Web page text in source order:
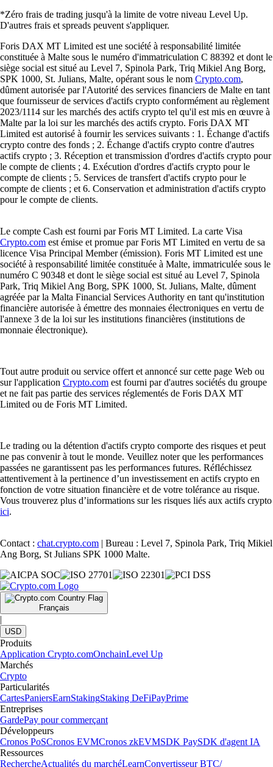
*Zéro frais de trading jusqu'à la limite de votre niveau Level Up.
D'autres frais et spreads peuvent s'appliquer.
Foris DAX MT Limited est une société à responsabilité limitée
constituée à Malte sous le numéro d'immatriculation C 88392 et dont le
siège social est situé au Level 7, Spinola Park, Triq Mikiel Ang Borg,
SPK 1000, St. Julians, Malte, opérant sous le nom Crypto.com,
dûment autorisée par l'Autorité des services financiers de Malte en tant
que fournisseur de services d'actifs crypto conformément au règlement
2023/1114 sur les marchés des actifs crypto tel qu'il est mis en œuvre à
Malte par la loi sur les marchés des actifs crypto. Foris DAX MT
Limited est autorisé à fournir les services suivants : 1. Échange d'actifs
crypto contre des fonds ; 2. Échange d'actifs crypto contre d'autres
actifs crypto ; 3. Réception et transmission d'ordres d'actifs crypto pour
le compte de clients ; 4. Exécution d'ordres d'actifs crypto pour le
compte de clients ; 5. Services de transfert d'actifs crypto pour le
compte de clients ; et 6. Conservation et administration d'actifs crypto
pour le compte de clients.
Le compte Cash est fourni par Foris MT Limited. La carte Visa
Crypto.com est émise et promue par Foris MT Limited en vertu de sa
licence Visa Principal Member (émission). Foris MT Limited est une
société à responsabilité limitée constituée à Malte, immatriculée sous le
numéro C 90348 et dont le siège social est situé au Level 7, Spinola
Park, Triq Mikiel Ang Borg, SPK 1000, St. Julians, Malte, dûment
agréée par la Malta Financial Services Authority en tant qu'institution
financière autorisée à émettre des monnaies électroniques en vertu de
l'annexe 3 de la loi sur les institutions financières (institutions de
monnaie électronique).
Tout autre produit ou service offert et annoncé sur cette page Web ou
sur l'application Crypto.com est fourni par d'autres sociétés du groupe
et ne fait pas partie des services réglementés de Foris DAX MT
Limited ou de Foris MT Limited.
Le trading ou la détention d'actifs crypto comporte des risques et peut
ne pas convenir à tout le monde. Veuillez noter que les performances
passées ne garantissent pas les performances futures. Réfléchissez
attentivement à la pertinence d’un investissement en actifs crypto en
fonction de votre situation financière et de votre tolérance au risque.
Vous trouverez plus d’informations sur les risques liés aux actifs crypto
ici.
Contact : chat.crypto.com | Bureau : Level 7, Spinola Park, Triq Mikiel
Ang Borg, St Julians SPK 1000 Malte.
Français
|
USD
Produits
Application Crypto.comOnchainLevel Up
Marchés
Crypto
Particularités
CartesPaniersEarnStakingStaking DeFiPayPrime
Entreprises
GardePay pour commerçant
Développeurs
Cronos PoSCronos EVMCronos zkEVMSDK PaySDK d'agent IA
Ressources
RechercheActualités du marchéLearnConvertisseur BTC/